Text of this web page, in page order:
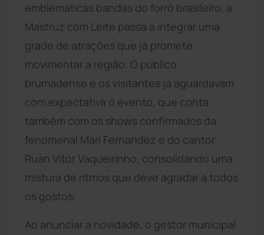
emblemáticas bandas do forró brasileiro, a
Mastruz com Leite passa a integrar uma
grade de atrações que já promete
movimentar a região. O público
brumadense e os visitantes já aguardavam
com expectativa o evento, que conta
também com os shows confirmados da
fenomenal Mari Fernandez e do cantor
Ruan Vítor Vaqueirinho, consolidando uma
mistura de ritmos que deve agradar a todos
os gostos.
Ao anunciar a novidade, o gestor municipal